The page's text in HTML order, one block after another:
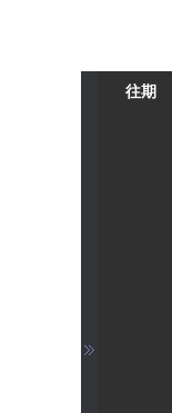
往期